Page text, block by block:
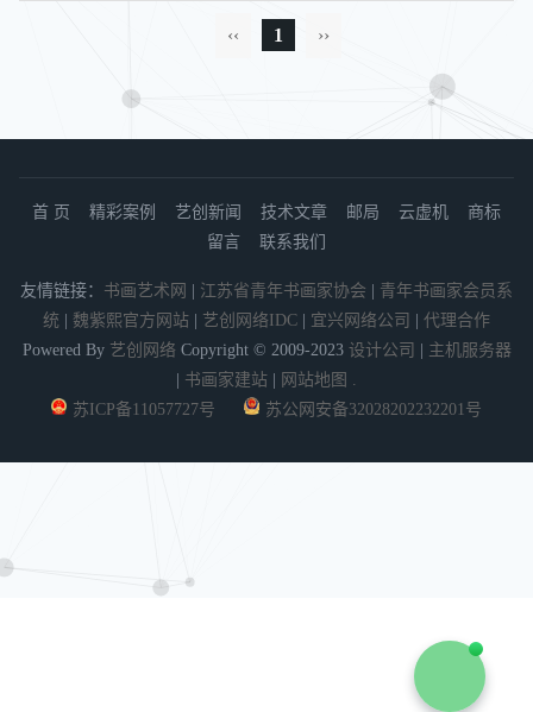
111.111.111.111/别名.那么生效后当访问者无论是输入“123.yc-idc...
‹‹ 1 ››
首 页 精彩案例 艺创新闻 技术文章 邮局 云虚机
商标
留言
联系我们
友情链接： 书画艺术网 江苏省青年书画家协会
青年书画家会员系
统
魏紫熙官方网站 艺创网络IDC 宜兴网络公司
代理合作
Powered By 艺创网络 Copyright © 2009-2023 设计公司
主机服务器
书画家建站 网站地图
苏ICP备11057727号
苏公网安备32028202232201号